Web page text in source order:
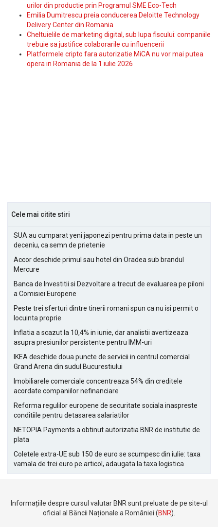
urilor din productie prin Programul SME Eco-Tech
Emilia Dumitrescu preia conducerea Deloitte Technology
Delivery Center din Romania
Cheltuielile de marketing digital, sub lupa fiscului: companiile
trebuie sa justifice colaborarile cu influencerii
Platformele cripto fara autorizatie MiCA nu vor mai putea
opera in Romania de la 1 iulie 2026
Cele mai citite stiri
SUA au cumparat yeni japonezi pentru prima data in peste un
deceniu, ca semn de prietenie
Accor deschide primul sau hotel din Oradea sub brandul
Mercure
Banca de Investitii si Dezvoltare a trecut de evaluarea pe piloni
a Comisiei Europene
Peste trei sferturi dintre tinerii romani spun ca nu isi permit o
locuinta proprie
Inflatia a scazut la 10,4% in iunie, dar analistii avertizeaza
asupra presiunilor persistente pentru IMM-uri
IKEA deschide doua puncte de servicii in centrul comercial
Grand Arena din sudul Bucurestiului
Imobiliarele comerciale concentreaza 54% din creditele
acordate companiilor nefinanciare
Reforma regulilor europene de securitate sociala inaspreste
conditiile pentru detasarea salariatilor
NETOPIA Payments a obtinut autorizatia BNR de institutie de
plata
Coletele extra-UE sub 150 de euro se scumpesc din iulie: taxa
vamala de trei euro pe articol, adaugata la taxa logistica
Informațiile despre cursul valutar BNR sunt preluate de pe site-ul
oficial al Băncii Naționale a României (BNR).